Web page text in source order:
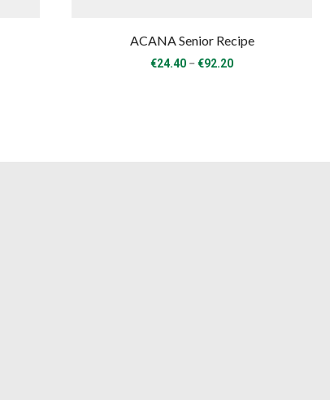
ACANA Senior Recipe
€24.40 –€92.20Price